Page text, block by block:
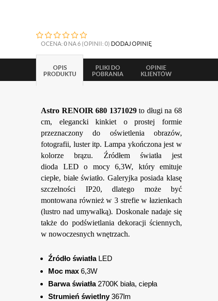
OCENA: 0 NA 6 (OPINII: 0) DODAJ OPINIĘ
OPIS
PRODUKTU
PLIKI DO
POBRANIA
OPINIE
KLIENTÓW
Astro RENOIR 680 1371029to długi na 68
cm, elegancki kinkiet o prostej formie
przeznaczony do oświetlenia obrazów,
fotografii, luster itp. Lampa ykończona jest w
kolorze brązu. Źródłem światła jest
dioda LED o mocy 6,3W, który emituje
ciepłe, białe światło. Galeryjka posiada klasę
szczelności IP20, dlatego może być
montowana również w 3 strefie w łazienkach
(lustro nad umywalką). Doskonale nadaje się
także do podświetlania dekoracji ściennych,
w nowoczesnych wnętrzach.
Źródło światłaLED
Moc max 6,3W
Barwa światła2700K biała, ciepła
Strumień świetlny367lm